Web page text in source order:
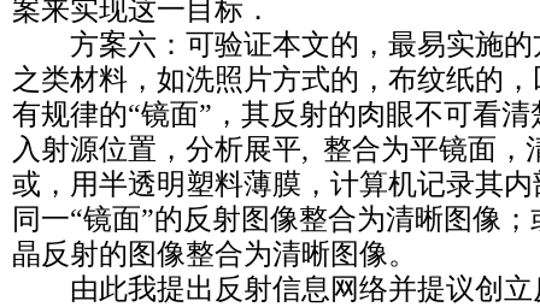
案来实现这一目标．
方案六：可验证本文的，最易实施的
之类材料，如洗照片方式的，布纹纸的
有规律的“镜面”，其反射的肉眼不可看
入射源位置，分析展平, 整合为平镜面，
或，用半透明塑料薄膜，计算机记录其
同一“镜面”的反射图像整合为清晰图像
晶反射的图像整合为清晰图像。
由此我提出反射信息网络并提议创立